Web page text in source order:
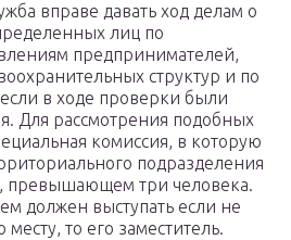
вправе давать ход делам о
лиц по
предпринимателей,
структур и по
в ходе проверки были
Для рассмотрения подобных
комиссия, в которую
подразделения
превышающем три человека.
должен выступать если не
то его заместитель.